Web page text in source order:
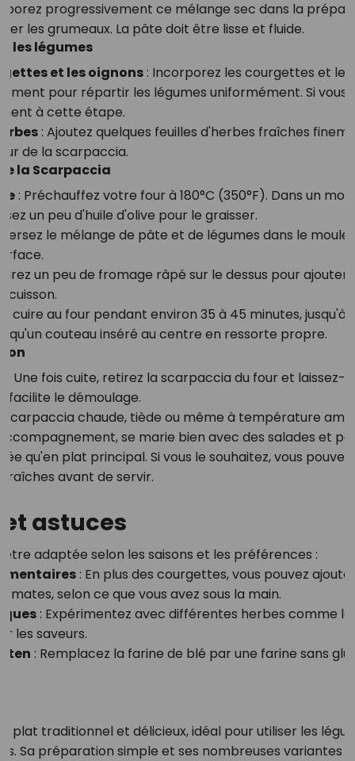
progressivement ce mélange sec dans la
les grumeaux. La pâte doit être lisse et fluide.
les légumes
et les oignons : Incorporez les courgettes et
pour répartir les légumes uniformément. Si vous
à cette étape.
: Ajoutez quelques feuilles d'herbes fraîches
de la scarpaccia.
la Scarpaccia
: Préchauffez votre four à 180°C (350°F). Dans un
un peu d'huile d'olive pour le graisser.
le mélange de pâte et de légumes dans le
un peu de fromage râpé sur le dessus pour
cuisson.
cuire au four pendant environ 35 à 45 minutes, jusqu'à
qu'un couteau inséré au centre en ressorte propre.
: Une fois cuite, retirez la scarpaccia du four et laissez-
facilite le démoulage.
scarpaccia chaude, tiède ou même à température
se marie bien avec des salades et
qu'en plat principal. Si vous le souhaitez, vous
avant de servir.
astuces
adaptée selon les saisons et les préférences :
: En plus des courgettes, vous pouvez
selon ce que vous avez sous la main.
: Expérimentez avec différentes herbes comme le
les saveurs.
: Remplacez la farine de blé par une farine sans
plat traditionnel et délicieux, idéal pour utiliser les
Sa préparation simple et ses nombreuses variantes